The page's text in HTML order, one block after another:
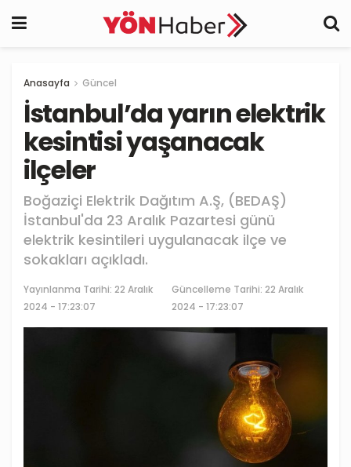
Anasayfa Güncel
İstanbul’da yarın elektrik
kesintisi yaşanacak
ilçeler
Boğaziçi Elektrik Dağıtım A.Ş, (BEDAŞ)
İstanbul'da 23 Aralık Pazartesi günü
elektrik kesintileri uygulanacak ilçe ve
sokakları açıkladı.
Yayınlanma Tarihi: 22 Aralık
2024 - 17:23:07
Güncelleme Tarihi: 22 Aralık
2024 - 17:23:07